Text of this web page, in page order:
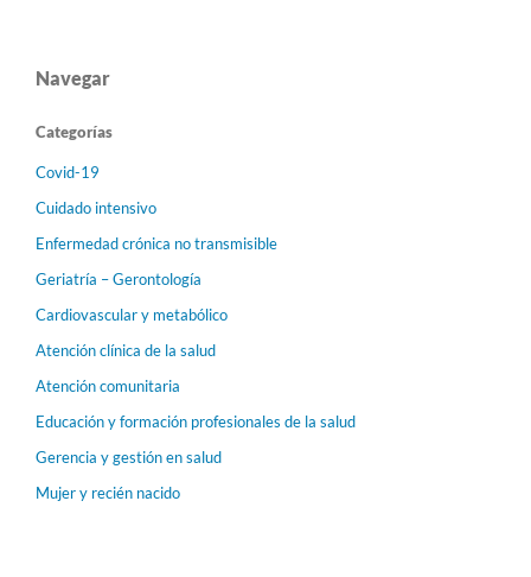
Navegar
Categorías
Covid-19
Cuidado intensivo
Enfermedad crónica no transmisible
Geriatría – Gerontología
Cardiovascular y metabólico
Atención clínica de la salud
Atención comunitaria
Educación y formación profesionales de la salud
Gerencia y gestión en salud
Mujer y recién nacido